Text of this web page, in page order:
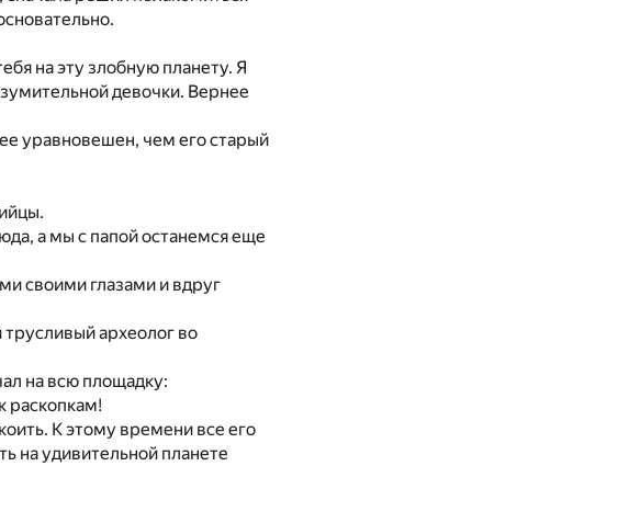
на эту злобную планету. Я
девочки. Вернее
уравновешен, чем его старый
а мы с папой останемся еще
своими глазами и вдруг
трусливый археолог во
на всю площадку:
раскопкам!
К этому времени все его
на удивительной планете